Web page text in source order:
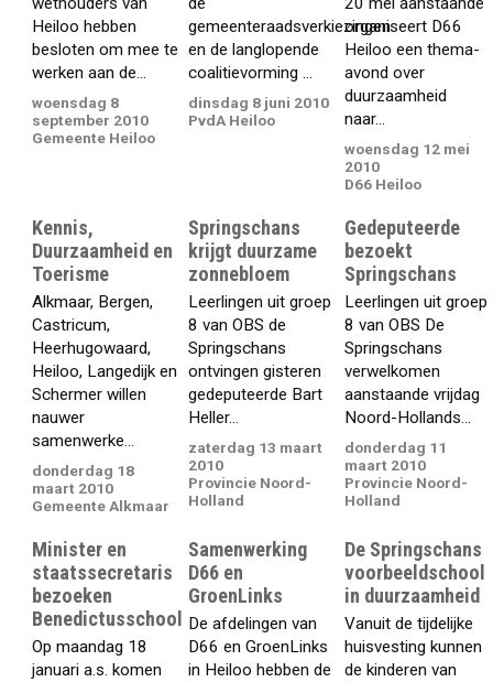
Heiloo hebben
besloten om mee te
werken aan de...
woensdag 8
september 2010
Gemeente Heiloo
gemeenteraadsverkiezingen
en de langlopende
coalitievorming ...
dinsdag 8 juni 2010
PvdA Heiloo
organiseert D66
Heiloo een thema-
avond over
duurzaamheid
naar...
woensdag 12 mei
2010
D66 Heiloo
Kennis,
Duurzaamheid en
Toerisme
Alkmaar, Bergen,
Castricum,
Heerhugowaard,
Heiloo, Langedijk en
Schermer willen
nauwer
samenwerke...
donderdag 18
maart 2010
Gemeente Alkmaar
Springschans
krijgt duurzame
zonnebloem
Leerlingen uit groep
8 van OBS de
Springschans
ontvingen gisteren
gedeputeerde Bart
Heller...
zaterdag 13 maart
2010
Provincie Noord-
Holland
Gedeputeerde
bezoekt
Springschans
Leerlingen uit groep
8 van OBS De
Springschans
verwelkomen
aanstaande vrijdag
Noord-Hollands...
donderdag 11
maart 2010
Provincie Noord-
Holland
Minister en
staatssecretaris
bezoeken
Benedictusschool
Op maandag 18
januari a.s. komen
Samenwerking
D66 en
GroenLinks
De afdelingen van
D66 en GroenLinks
in Heiloo hebben de
De Springschans
voorbeeldschool
in duurzaamheid
Vanuit de tijdelijke
huisvesting kunnen
de kinderen van